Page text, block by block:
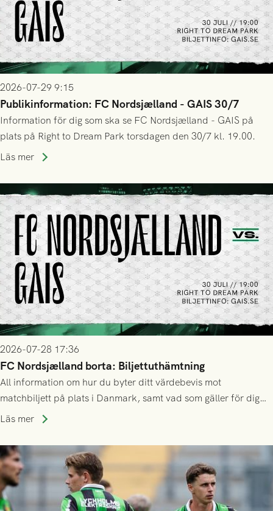
2026-07-29 9:15
Publikinformation: FC Nordsjælland - GAIS 30/7
Information för dig som ska se FC Nordsjælland - GAIS på
plats på Right to Dream Park torsdagen den 30/7 kl. 19.00.
Läs mer
2026-07-28 17:36
FC Nordsjælland borta: Biljettuthämtning
All information om hur du byter ditt värdebevis mot
matchbiljett på plats i Danmark, samt vad som gäller för dig
som står på reservlista eller fått förhinder.
Läs mer